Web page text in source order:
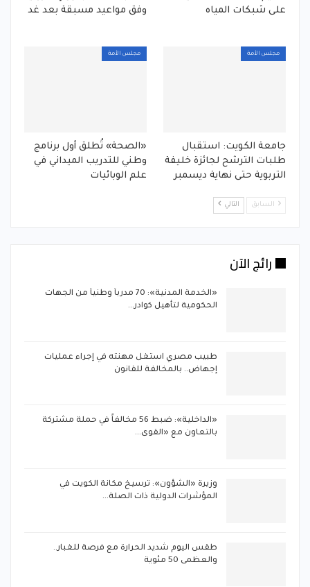
على شبكات المياه
وفق مواعيد مسبقة بعد غد
مجلس الأمة
جامعة الكويت: استقبال
طلبات الترشح لجائزة خليفة
التربوية حتى نهاية ديسمبر
مجلس الأمة
«الصحة» تُطلق أول برنامج
وطني للتدريب الميداني في
علم الوبائيات
السابق التالي
رائج الآن
«الخدمة المدنية»: 70 مدرباً وطنياً من الجهات
الحكومية لتأهيل كوادر…
طبيب مصري استغل مهنته في إجراء عمليات
إجهاض.. بالمخالفة للقانون
«الداخلية»: ضبط 56 مخالفاً في حملة مشتركة
بالتعاون مع «القوى…
وزيرة «الشؤون»: ترسيخ مكانة الكويت في
المؤشرات الدولية ذات الصلة…
طقس اليوم شديد الحرارة مع فرصة للغبار..
والعظمى 50 مئوية